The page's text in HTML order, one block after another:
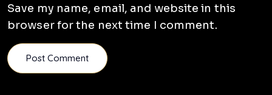
Save my name, email, and website in this
browser for the next time I comment.